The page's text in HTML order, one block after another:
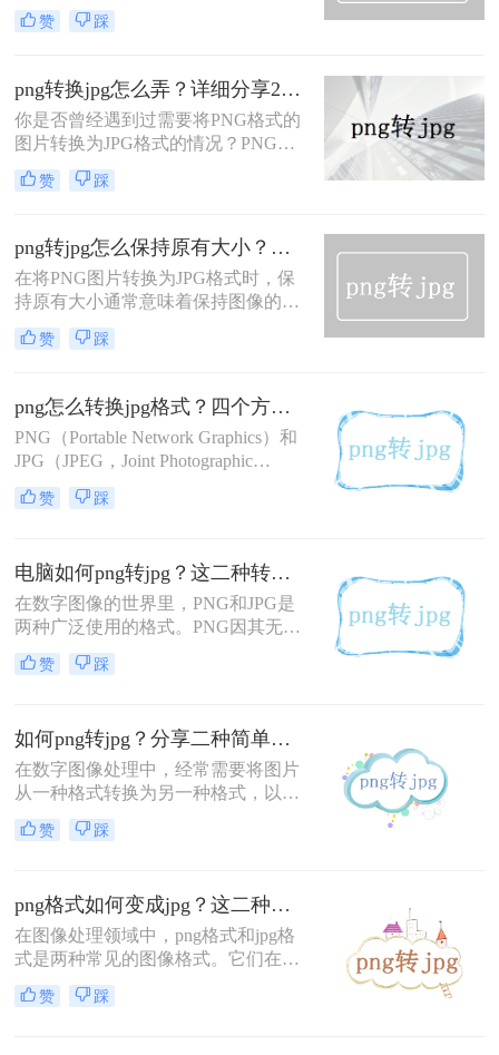
Experts Group）是两种广泛使用的图
片格式。PNG通常用于需要透明背景
损压缩特性，广泛应用于网页和摄影
领域，因为它能在保持较好图像质量
的同时减小文件大小。那么png怎么
转jpg格式照片呢？，以下是一些方法
和步骤。
赞 踩
png转换jpg怎么弄？详细分享2个图像格式转换方法！
你是否曾经遇到过需要将PNG格式的
图片转换为JPG格式的情况？PNG和
JPG是常见的图片格式之一，有时候
我们需要将PNG图片转换为JPG格
png转换jpg怎么弄呢？本篇文章将为
你详细介绍PNG转换为JPG的方法和
步骤，希望能帮助到你。
赞 踩
png转jpg怎么保持原有大小？二种快捷高效的方法推荐给你！
在将PNG图片转换为JPG格式时，保
持原有大小通常意味着保持图像的像
素尺寸不变，同时尽可能减少质量损
失。JPG格式是一种有损压缩格式，
像数据，但可以通过调整压缩质量来
平衡文件大小与图像质量之间的关
系。以下是png转jpg怎么保持原有大
小的步骤和注意事项。
赞 踩
png怎么转换jpg格式？四个方法搞定不求人！
PNG（Portable Network Graphics）和
JPG（JPEG，Joint Photographic
Experts Group）是两种广泛使用的图
像格式。PNG适用于需要透明背景或
品。那么png怎么转换jpg格式呢？，
以下提供四种不同的方法，以满足不
同用户的需求。
赞 踩
电脑如何png转jpg？这二种转换方法一学就会！
在数字图像的世界里，PNG和JPG是
两种广泛使用的格式。PNG因其无损
压缩和透明背景支持而受到青睐，而
JPG则因其高效的有损压缩和广泛的
文件大小或满足特定的使用需求。本
文将指导您电脑如何png转jpg。
赞 踩
如何png转jpg？分享二种简单转换方法！
在数字图像处理中，经常需要将图片
从一种格式转换为另一种格式，以满
足不同的需求。PNG和JPG是两种非
常常见的图片格式，它们各有优势：
件大小通常更小，更适合网页和社交
媒体分享。本文将详细介绍如何png
转jpg。
赞 踩
png格式如何变成jpg？这二种方法快速搞定转换!！
在图像处理领域中，png格式和jpg格
式是两种常见的图像格式。它们在不
同的场景中有不同的应用，但有时候
我们可能需要将png格式转换成jpg格
赞 踩